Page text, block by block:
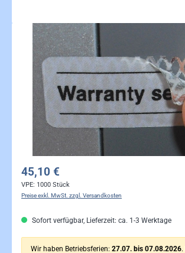
Bildergalerie überspringen
45,10 €
VPE: 1000 Stück
Preise exkl. MwSt. zzgl. Versandkosten
Sofort verfügbar, Lieferzeit: ca. 1-3 Werktage
Wir haben Betriebsferien: 27.07. bis 07.08.2026.